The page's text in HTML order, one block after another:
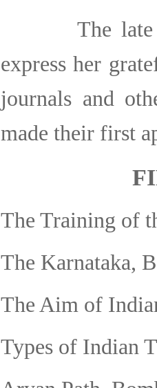
The late
express her
journals and
made their first
The Training of
The Karnataka,
The Aim of
Types of Indian